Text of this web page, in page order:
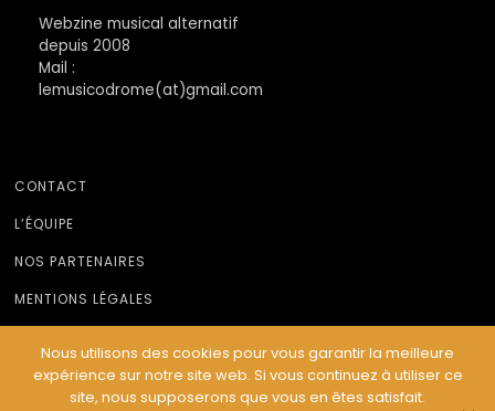
Webzine musical alternatif
depuis 2008
Mail :
lemusicodrome(at)gmail.com
CONTACT
L’ÉQUIPE
NOS PARTENAIRES
MENTIONS LÉGALES
© Le Musicodrome 2022 - Webdesign :Cereal Concept
Nous utilisons des cookies pour vous garantir la meilleure
expérience sur notre site web. Si vous continuez à utiliser ce
site, nous supposerons que vous en êtes satisfait.